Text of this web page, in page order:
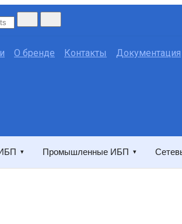
О бренде Контакты Документация
▾ Промышленные ИБП ▾